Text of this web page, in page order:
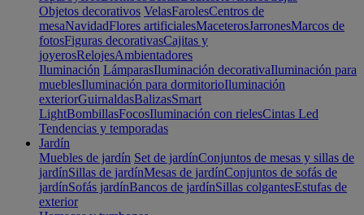
Objetos decorativos VelasFarolesCentros de
mesaNavidadFlores artificialesMaceterosJarronesMarcos de
fotosFiguras decorativasCajitas y
joyerosRelojesAmbientadores
Iluminación LámparasIluminación decorativaIluminación para
mueblesIluminación para dormitorioIluminación
exteriorGuirnaldasBalizasSmart
LightBombillasFocosIluminación con rielesCintas Led
Tendencias y temporadas
Jardín
Muebles de jardín Set de jardínConjuntos de mesas y sillas de
jardínSillas de jardínMesas de jardínConjuntos de sofás de
jardínSofás jardínBancos de jardínSillas colgantesEstufas de
exterior